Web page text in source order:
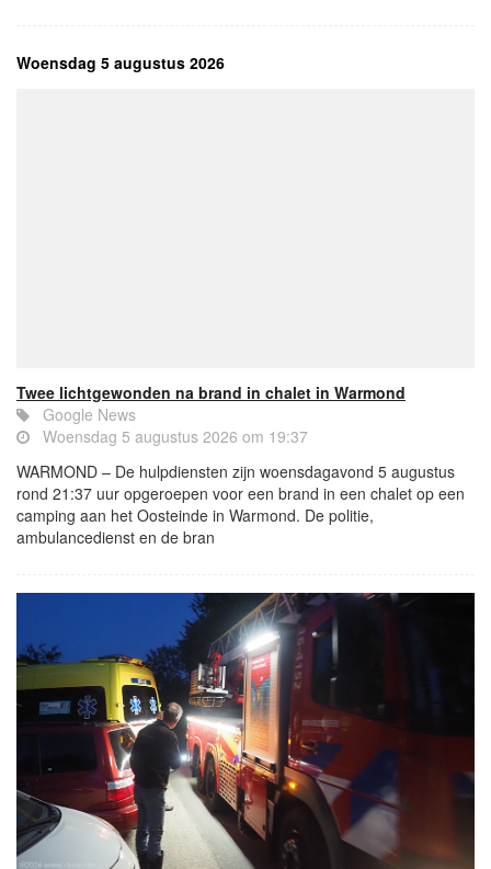
Woensdag 5 augustus 2026
Twee lichtgewonden na brand in chalet in Warmond
Google News
Woensdag 5 augustus 2026 om 19:37
WARMOND – De hulpdiensten zijn woensdagavond 5 augustus
rond 21:37 uur opgeroepen voor een brand in een chalet op een
camping aan het Oosteinde in Warmond. De politie,
ambulancedienst en de bran